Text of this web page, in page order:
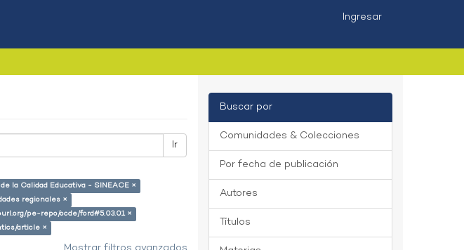
Ingresar
Ir
la Calidad Educativa - SINEACE ×
regionales ×
pe-repo/ocde/ford#5.03.01 ×
article ×
Buscar por
Comunidades & Colecciones
Por fecha de publicación
Autores
Títulos